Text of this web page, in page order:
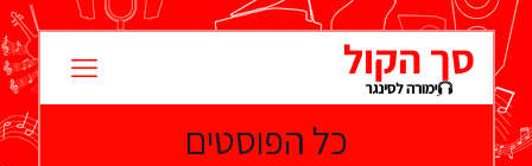
כל הפוסטים